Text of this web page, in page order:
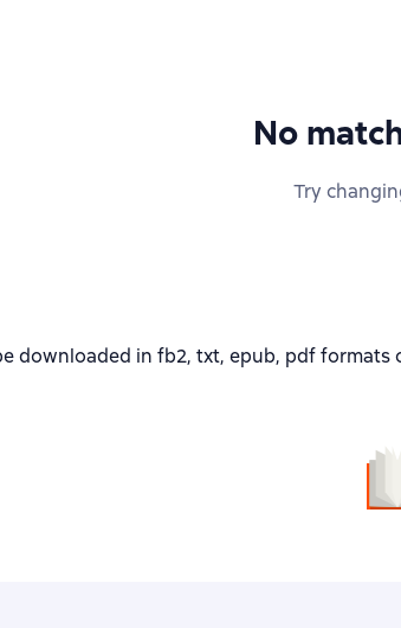
no
Try
downloaded in fb2, txt, epub, pdf formats